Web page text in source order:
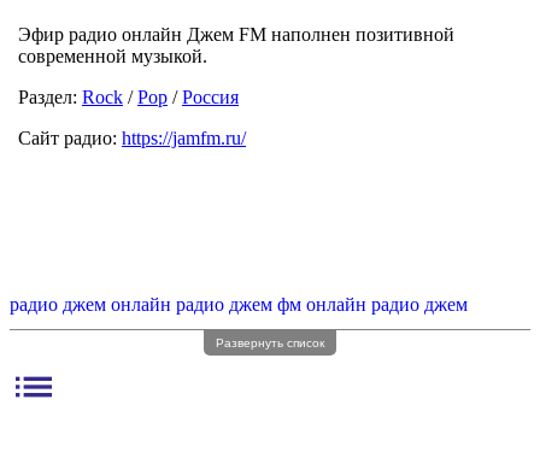
Эфир радио онлайн Джем FM наполнен позитивной
современной музыкой.
Раздел: Rock /Pop /Россия
Сайт радио: https://jamfm.ru/
радио джем онлайн радио джем фм онлайн радио джем
Развернуть список
list